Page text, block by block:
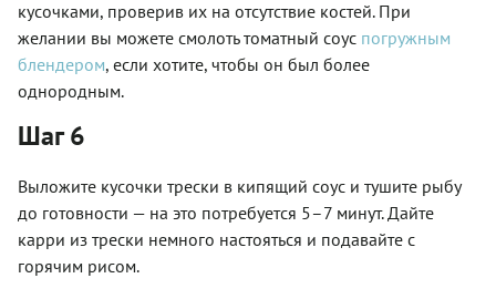
кусочками, проверив их на отсутствие костей. При
желании вы можете смолоть томатный соус погружным
блендером, если хотите, чтобы он был более
однородным.
Шаг 6
Выложите кусочки трески в кипящий соус и тушите рыбу
до готовности — на это потребуется 5–7 минут. Дайте
карри из трески немного настояться и подавайте с
горячим рисом.